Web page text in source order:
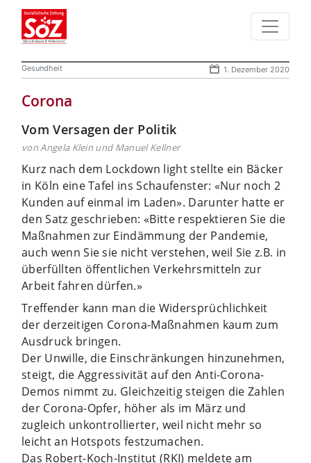
Gesundheit 1. Dezember 2020
Corona
Vom Versagen der Politik
von Angela Klein und Manuel Kellner
Kurz nach dem Lockdown light stellte ein Bäcker
in Köln eine Tafel ins Schaufenster: «Nur noch 2
Kunden auf einmal im Laden». Darunter hatte er
den Satz geschrieben: «Bitte respektieren Sie die
Maßnahmen zur Eindämmung der Pandemie,
auch wenn Sie sie nicht verstehen, weil Sie z.B. in
überfüllten öffentlichen Verkehrsmitteln zur
Arbeit fahren dürfen.»
Treffender kann man die Widersprüchlichkeit
der derzeitigen Corona-Maßnahmen kaum zum
Ausdruck bringen.
Der Unwille, die Einschränkungen hinzunehmen,
steigt, die Aggressivität auf den Anti-Corona-
Demos nimmt zu. Gleichzeitig steigen die Zahlen
der Corona-Opfer, höher als im März und
zugleich unkontrollierter, weil nicht mehr so
leicht an Hotspots festzumachen.
Das Robert-Koch-Institut (RKI) meldete am